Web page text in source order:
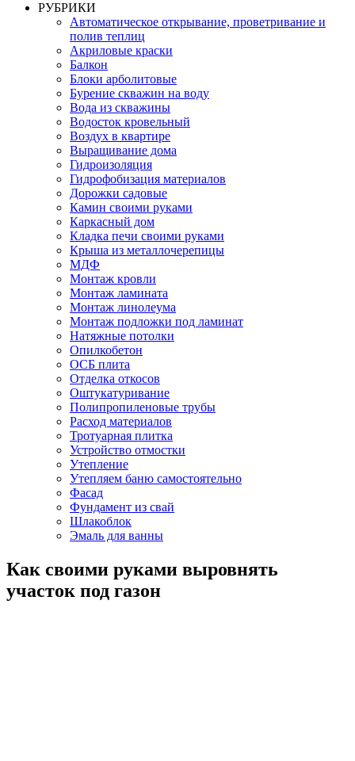
РУБРИКИ
Автоматическое открывание, проветривание и
полив теплиц
Акриловые краски
Балкон
Блоки арболитовые
Бурение скважин на воду
Вода из скважины
Водосток кровельный
Воздух в квартире
Выращивание дома
Гидроизоляция
Гидрофобизация материалов
Дорожки садовые
Камин своими руками
Каркасный дом
Кладка печи своими руками
Крыша из металлочерепицы
МДФ
Монтаж кровли
Монтаж ламината
Монтаж линолеума
Монтаж подложки под ламинат
Натяжные потолки
Опилкобетон
ОСБ плита
Отделка откосов
Оштукатуривание
Полипропиленовые трубы
Расход материалов
Тротуарная плитка
Устройство отмостки
Утепление
Утепляем баню самостоятельно
Фасад
Фундамент из свай
Шлакоблок
Эмаль для ванны
Как своими руками выровнять
участок под газон